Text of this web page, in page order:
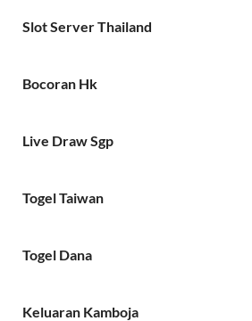
Slot Server Thailand
Bocoran Hk
Live Draw Sgp
Togel Taiwan
Togel Dana
Keluaran Kamboja